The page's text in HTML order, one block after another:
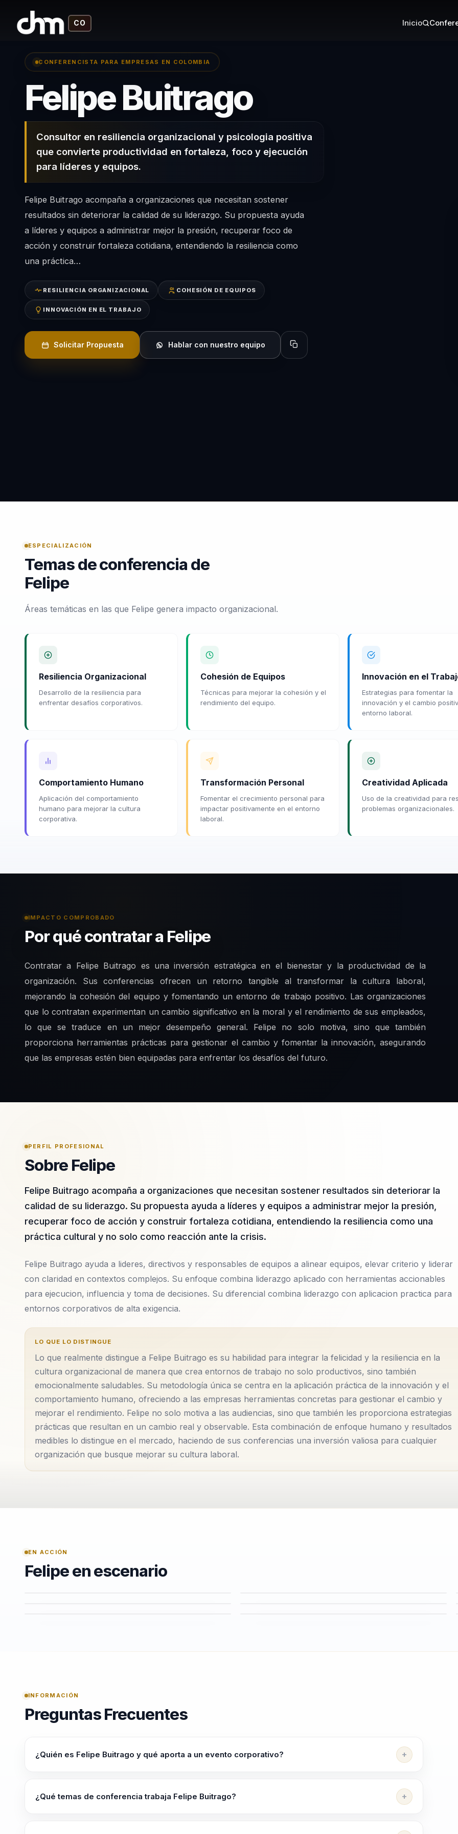
CO Inicio
CONFERENCISTA PARA EMPRESAS EN COLOMBIA
Felipe Buitrago–
Consultor en resiliencia organizacional y psicologia positiva
que convierte productividad en fortaleza, foco y ejecución
para líderes y equipos.
Felipe Buitrago acompaña a organizaciones que necesitan sostener
resultados sin deteriorar la calidad de su liderazgo. Su propuesta ayuda
a líderes y equipos a administrar mejor la presión, recuperar foco de
acción y construir fortaleza cotidiana, entendiendo la resiliencia como
una práctica…
RESILIENCIA ORGANIZACIONAL COHESIÓN DE EQUIPOS
INNOVACIÓN EN EL TRABAJO
Solicitar Propuesta Hablar con nuestro equipo Copiar perfil para compartir
ESPECIALIZACIÓN
Temas de conferencia de
Felipe
Áreas temáticas en las que Felipe genera impacto organizacional.
Resiliencia Organizacional
Desarrollo de la resiliencia para
enfrentar desafíos corporativos.
Cohesión de Equipos
Técnicas para mejorar la cohesión y el
rendimiento del equipo.
Innovación en el
Estrategias para fomentar la
innovación y el cambio
entorno laboral.
Comportamiento Humano
Aplicación del comportamiento
humano para mejorar la cultura
corporativa.
Transformación Personal
Fomentar el crecimiento personal para
impactar positivamente en el entorno
laboral.
Creatividad Aplicada
Uso de la creatividad para
problemas organizacionales.
IMPACTO COMPROBADO
Por qué contratar a Felipe
Contratar a Felipe Buitrago es una inversión estratégica en el bienestar y la productividad de la
organización. Sus conferencias ofrecen un retorno tangible al transformar la cultura laboral,
mejorando la cohesión del equipo y fomentando un entorno de trabajo positivo. Las organizaciones
que lo contratan experimentan un cambio significativo en la moral y el rendimiento de sus empleados,
lo que se traduce en un mejor desempeño general. Felipe no solo motiva, sino que también
proporciona herramientas prácticas para gestionar el cambio y fomentar la innovación, asegurando
que las empresas estén bien equipadas para enfrentar los desafíos del futuro.
PERFIL PROFESIONAL
Sobre Felipe
Felipe Buitrago acompaña a organizaciones que necesitan sostener resultados sin deteriorar la
calidad de su liderazgo. Su propuesta ayuda a líderes y equipos a administrar mejor la presión,
recuperar foco de acción y construir fortaleza cotidiana, entendiendo la resiliencia como una
práctica cultural y no solo como reacción ante la crisis.
Felipe Buitrago ayuda a lideres, directivos y responsables de equipos a alinear equipos, elevar criterio y liderar
con claridad en contextos complejos. Su enfoque combina liderazgo aplicado con herramientas accionables
para ejecucion, influencia y toma de decisiones. Su diferencial combina liderazgo con aplicacion practica para
entornos corporativos de alta exigencia.
LO QUE LO DISTINGUE
Lo que realmente distingue a Felipe Buitrago es su habilidad para integrar la felicidad y la resiliencia en la
cultura organizacional de manera que crea entornos de trabajo no solo productivos, sino también
emocionalmente saludables. Su metodología única se centra en la aplicación práctica de la innovación y el
comportamiento humano, ofreciendo a las empresas herramientas concretas para gestionar el cambio y
mejorar el rendimiento. Felipe no solo motiva a las audiencias, sino que también les proporciona estrategias
prácticas que resultan en un cambio real y observable. Esta combinación de enfoque humano y resultados
medibles lo distingue en el mercado, haciendo de sus conferencias una inversión valiosa para cualquier
organización que busque mejorar su cultura laboral.
EN ACCIÓN
Felipe en escenario
INFORMACIÓN
Preguntas Frecuentes
¿Quién es Felipe Buitrago y qué aporta a un evento corporativo?
accionables para ejecucion, influencia y toma de decisiones.
¿Qué temas de conferencia trabaja Felipe Buitrago?